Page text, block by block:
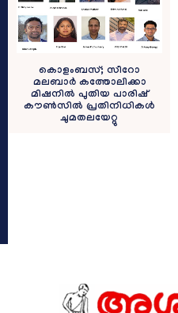
കൊളംബസ്; സീറോ
മലബാര്‍ കത്തോലിക്കാ
മിഷനിൽ പുതിയ പാരിഷ്
കൗണ്‍സില്‍ പ്രതിനിധികൾ
ചുമതലയേറ്റു